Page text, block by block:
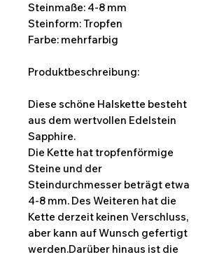
Steinmaße: 4-8 mm
Steinform: Tropfen
Farbe: mehrfarbig
Produktbeschreibung:
Diese schöne Halskette besteht
aus dem wertvollen Edelstein
Sapphire.
Die Kette hat tropfenförmige
Steine und der
Steindurchmesser beträgt etwa
4-8 mm. Des Weiteren hat die
Kette derzeit keinen Verschluss,
aber kann auf Wunsch gefertigt
werden.Darüber hinaus ist die